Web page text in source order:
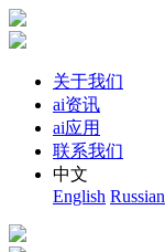
关于我们
ai资讯
ai应用
联系我们
中文
English Russian